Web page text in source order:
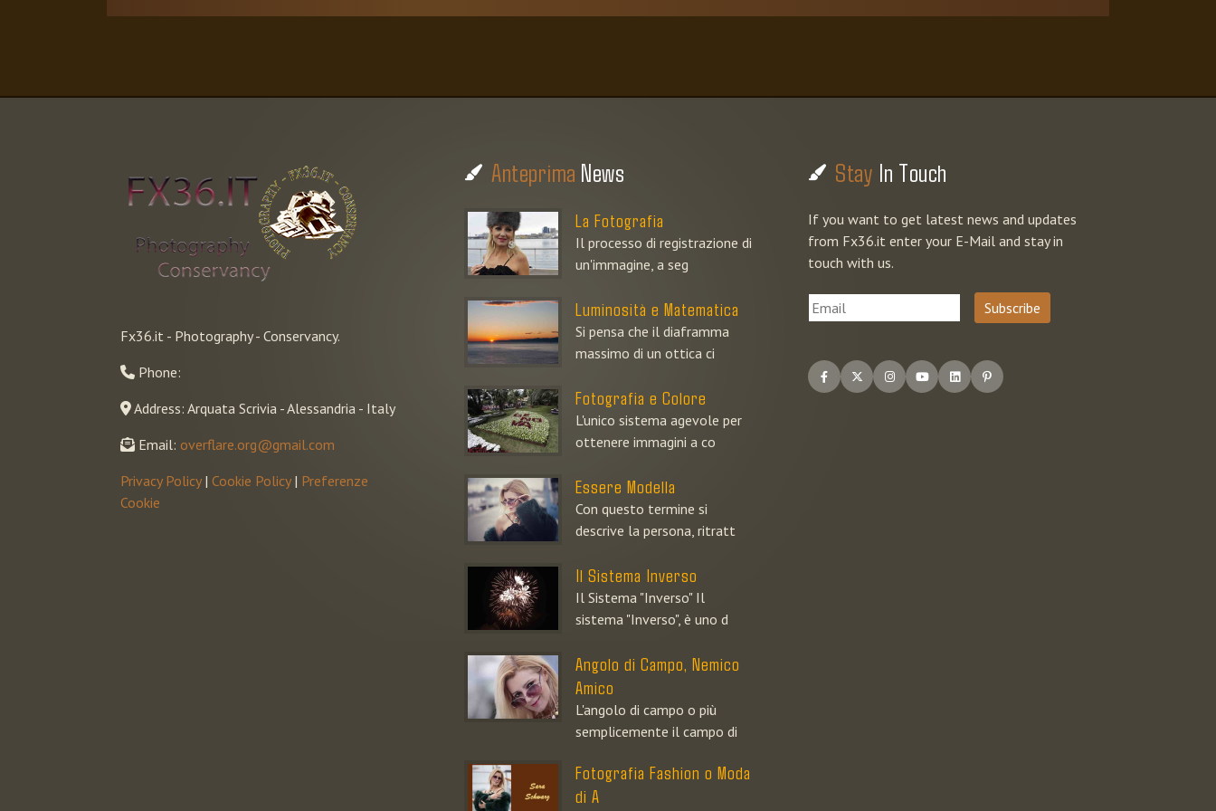
Fx36.it - Photography - Conservancy.
Phone:
Address: Arquata Scrivia - Alessandria - Italy
Email: overflare.org@gmail.com
Privacy Policy| Cookie Policy| Preferenze
Cookie
Anteprima News
La Fotografia
Il processo di registrazione di
un'immagine, a seg
Luminosità e Matematica
Si pensa che il diaframma
massimo di un ottica ci
Fotografia e Colore
L'unico sistema agevole per
ottenere immagini a co
Essere Modella
Con questo termine si
descrive la persona, ritratt
Il Sistema Inverso
Il Sistema "Inverso" Il
sistema "Inverso", è uno d
Angolo di Campo, Nemico
Amico
L'angolo di campo o più
semplicemente il campo di
Fotografia Fashion o Moda
di A
Stay In Touch
If you want to get latest news and updates
from Fx36.it enter your E-Mail and stay in
touch with us.